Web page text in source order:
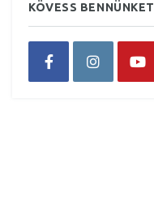
KÖVESS BENNÜNKET